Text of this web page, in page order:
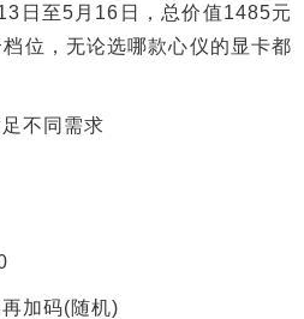
至5月16日，总价值1485元
位，无论选哪款心仪的显卡都
不同需求
加码(随机)